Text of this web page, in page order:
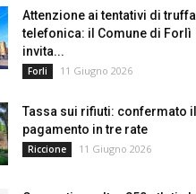
Attenzione ai tentativi di truffa
telefonica: il Comune di Forlì
invita...
Forli 11 Giugno 2026
Tassa sui rifiuti: confermato il
pagamento in tre rate
Riccione 11 Giugno 2026